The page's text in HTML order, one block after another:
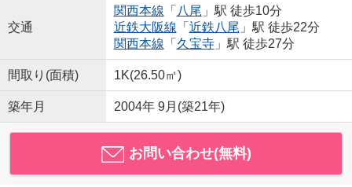
交通
関西本線 「 八尾 」駅 徒歩10分
近鉄大阪線 「 近鉄八尾 」駅 徒歩22分
関西本線 「 久宝寺」駅 徒歩27分
間取り(面積) 1K(26.50㎡)
築年月 2004年 9月(築21年)
お問い合わせ(無料)